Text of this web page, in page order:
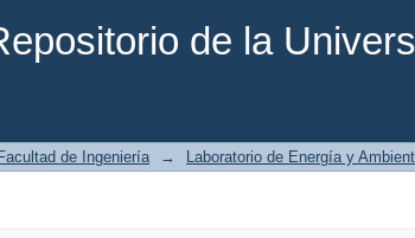
de la
Facultad de Ingeniería → Laboratorio de Energía y